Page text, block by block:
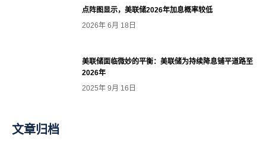
点阵图显示，美联储2026年加息概率较低
2026年 6月 18日
美联储面临微妙的平衡：美联储为持续降息铺平道路至
2026年
2025年 9月 16日
文章归档